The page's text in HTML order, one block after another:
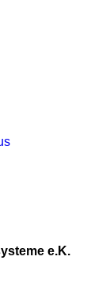
e.K.